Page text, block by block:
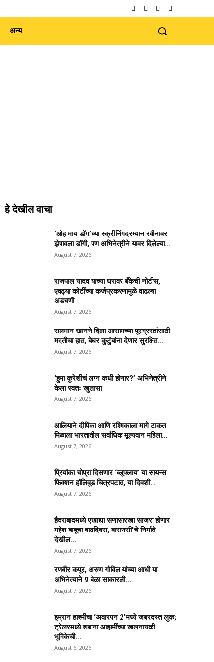
अन्य
हे देखील वाचा
‘ओह माय डॉग’च्या स्क्रीनिंगदरम्यान रवीनावर
झेपावला डॉगी, पण अभिनेत्रीने यावर दिलेल्या...
August 7, 2026
राजपाल यादव याच्या घरावर बँकेची नोटीस,
एवढ्या कोटींच्या कर्जप्रकरणामुळे वाढल्या
अडचणी
August 7, 2026
सलमान खानने दिला आसामच्या पूरग्रस्तांसाठी
मदतीचा हात, बेघर कुटुंबांना देणार सुरक्षित...
August 7, 2026
‘हुमा कुरेशीचं लग्न कधी होणार?’ अभिनेत्रीने
केला स्वतः खुलासा
August 7, 2026
आलियाने दीपिका आणि रश्मिकाला मागे टाकत
मिळाला भारतातील सर्वाधिक मूल्यवान महिला...
August 7, 2026
प्रियांका चोप्रा दिसणार ‘ब्लूफ्लाय’ या सायन्स
फिक्शन हॉलिवूड चित्रपटात, या दिवशी...
August 7, 2026
हैदराबादमध्ये एखाद्या सणासारखा साजरा होणार
महेश बाबूचा वाढदिवस, वाराणसी’चे निर्माते
देखील...
August 7, 2026
रणबीर कपूर, अरुण गोविल यांच्या आधी या
अभिनेत्याने 9 वेळा साकारली...
August 7, 2026
इम्रान हाश्मीचा ‘अवारपन 2’मध्ये जबरदस्त लुक;
ट्रेलरमध्ये शबाना आझमींच्या खलनायकी
भूमिकेची...
August 6, 2026